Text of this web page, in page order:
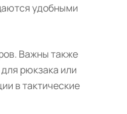
удобными
Важны также
рюкзака или
в тактические